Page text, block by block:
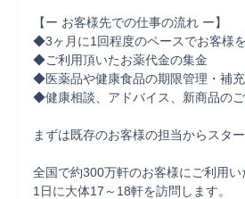
【ー お客様先での仕事の流れ ー】
◆3ヶ月に1回程度のペースでお客様
◆ご利用頂いたお薬代金の集金
◆医薬品や健康食品の期限管理・補充
◆健康相談、アドバイス、新商品の
まずは既存のお客様の担当からスタ
全国で約300万軒のお客様にご利用
1日に大体17～18軒を訪問します。